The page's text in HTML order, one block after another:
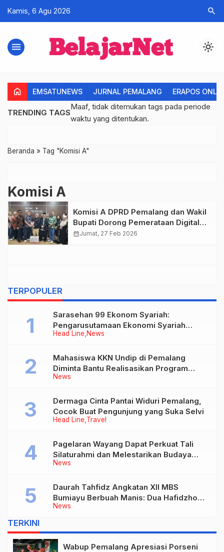
Kamis, 6 Agu 2026 search
menu light_mode
home EMSATUNEWS JURNAL PEMALANG ERAPOS
TRENDING TAGS
Maaf, tidak ditemukan tags pada periode
waktu yang ditentukan.
Beranda » Tag "Komisi A"
Komisi A
Komisi A DPRD Pemalang dan Wakil
Bupati Dorong Pemerataan Digital
dan Transformasi LPPL Swara
calendar_monthJumat, 27 Feb 2026
TERPOPULER
Head Line News
Sarasehan 99 Ekonom Syariah:
Pengarusutamaan Ekonomi Syariah
sebagai Pilar Baru Perekonomian
News
Mahasiswa KKN Undip di Pemalang
Diminta Bantu Realisasikan Program
Bupati di Desa-desa
Head Line Travel
Dermaga Cinta Pantai Widuri Pemalang,
Cocok Buat Pengunjung yang Suka Selvi
News
Pagelaran Wayang Dapat Perkuat Tali
Silaturahmi dan Melestarikan Budaya
Lokal
News
Daurah Tahfidz Angkatan XII MBS
Bumiayu Berbuah Manis: Dua Hafidzhoh
30 Juz Ditorehkan
TERKINI
Wabup Pemalang Apresiasi Porseni